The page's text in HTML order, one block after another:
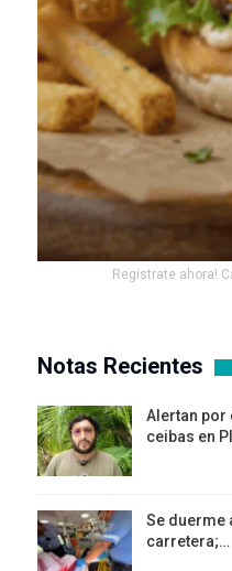
Registrate ahora!
Notas Recientes
Alertan por
ceibas en
Se duerme
carretera;…